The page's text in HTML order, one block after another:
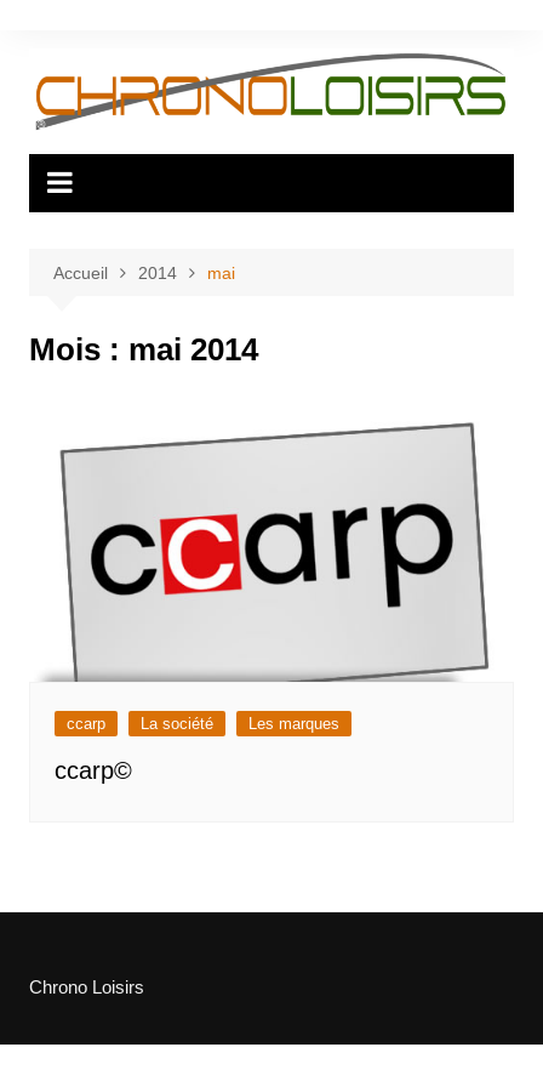
contenu
Accueil 2014 mai
Mois : mai 2014
ccarp La société Les marques
ccarp©
Chrono Loisirs